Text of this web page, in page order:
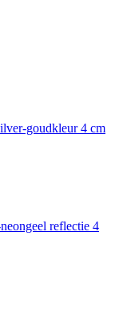
goudkleur 4 cm
reflectie 4